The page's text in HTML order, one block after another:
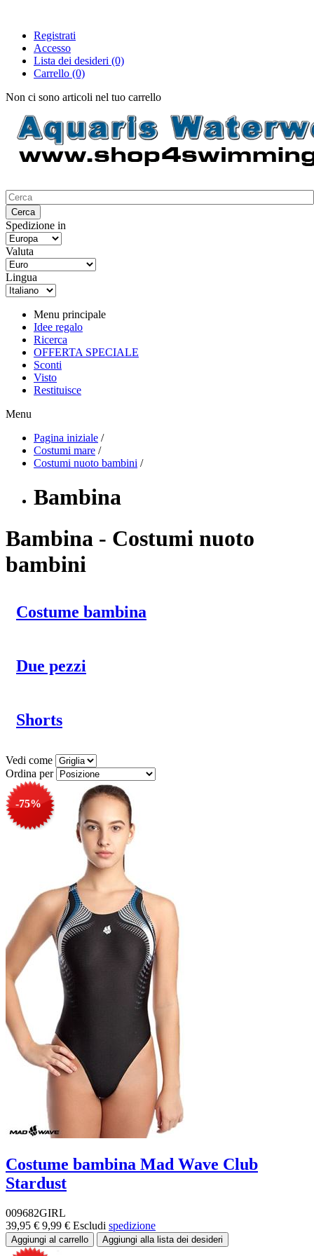
Registrati
Accesso
Lista dei desideri (0)
Carrello (0)
Non ci sono articoli nel tuo carrello
Spedizione in
Valuta
Lingua
Menu principale
Idee regalo
Ricerca
OFFERTA SPECIALE
Sconti
Visto
Restituisce
Menu
Pagina iniziale /
Costumi mare /
Costumi nuoto bambini /
Bambina
Bambina - Costumi nuoto
bambini
Costume bambina
Due pezzi
Shorts
Vedi come
Ordina per
-75%
Costume bambina Mad Wave Club
Stardust
009682GIRL
39,95 € 9,99 € Escludi spedizione